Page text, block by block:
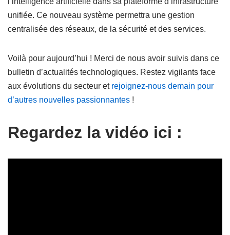
unifiée. Ce nouveau système permettra une gestion
centralisée des réseaux, de la sécurité et des services.
Voilà pour aujourd’hui ! Merci de nous avoir suivis dans ce
bulletin d’actualités technologiques. Restez vigilants face
aux évolutions du secteur et rejoignez-nous demain pour
d’autres nouvelles passionnantes !
Regardez la vidéo ici :